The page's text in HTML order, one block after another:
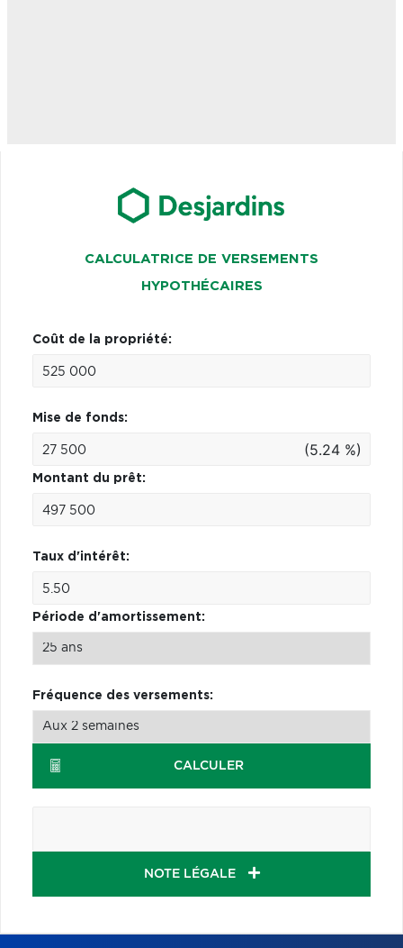
CALCULATRICE DE VERSEMENTS
HYPOTHÉCAIRES
Coût de la propriété:
Mise de fonds:
(5.24 %)
Montant du prêt:
Taux d'intérêt:
Période d'amortissement:
Fréquence des versements:
CALCULER
NOTE LÉGALE